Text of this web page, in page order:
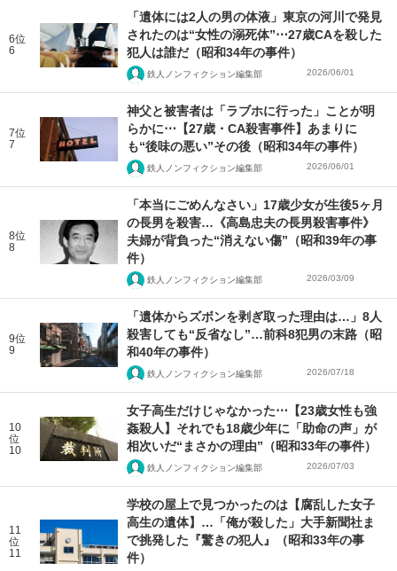
6位
6
「遺体には2人の男の体液」東京の河川で発見
されたのは“女性の溺死体”⋯27歳CAを殺した
犯人は誰だ（昭和34年の事件）
鉄人ノンフィクション編集部 2026/06/01
7位
7
神父と被害者は「ラブホに行った」ことが明
らかに⋯【27歳・CA殺害事件】あまりに
も“後味の悪い”その後（昭和34年の事件）
鉄人ノンフィクション編集部 2026/06/01
8位
8
「本当にごめんなさい」17歳少女が生後5ヶ月
の長男を殺害…《高島忠夫の長男殺害事件》
夫婦が背負った“消えない傷”（昭和39年の事
件）
鉄人ノンフィクション編集部 2026/03/09
9位
9
「遺体からズボンを剥ぎ取った理由は…」8人
殺害しても“反省なし”…前科8犯男の末路（昭
和40年の事件）
鉄人ノンフィクション編集部 2026/07/18
10
位
10
女子高生だけじゃなかった⋯【23歳女性も強
姦殺人】それでも18歳少年に「助命の声」が
相次いだ“まさかの理由”（昭和33年の事件）
鉄人ノンフィクション編集部 2026/07/03
11
位
11
学校の屋上で見つかったのは【腐乱した女子
高生の遺体】…「俺が殺した」大手新聞社ま
で挑発した『驚きの犯人』（昭和33年の事
件）